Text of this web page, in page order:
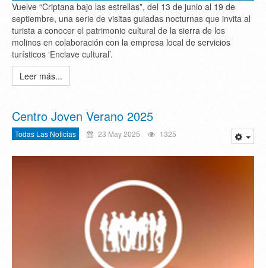
Vuelve “Criptana bajo las estrellas”, del 13 de junio al 19 de
septiembre, una serie de visitas guiadas nocturnas que invita al
turista a conocer el patrimonio cultural de la sierra de los
molinos en colaboración con la empresa local de servicios
turísticos ‘Enclave cultural’.
Leer más...
Centro Joven Verano 2025
Todas Las Noticias 23 May 2025 1325